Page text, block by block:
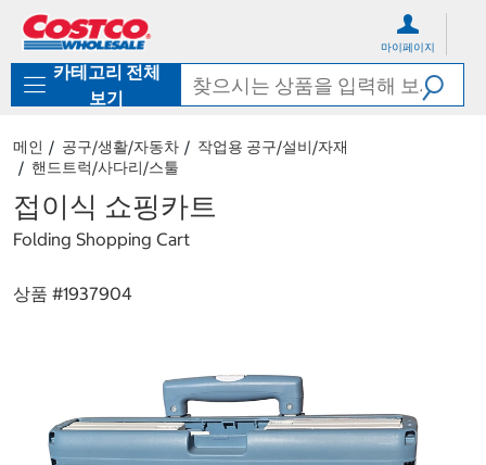
로
기
가
마이페이지
카테고리 전체
보기
메인 공구/생활/자동차
작업용 공구/설비/자재
핸드트럭/사다리/스툴
접이식 쇼핑카트
Folding Shopping Cart
상품 #1937904